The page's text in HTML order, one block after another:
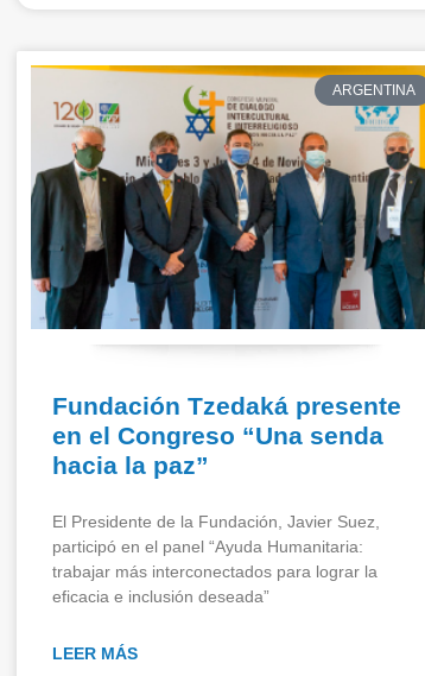
ARGENTINA
Fundación Tzedaká presente
en el Congreso “Una senda
hacia la paz”
El Presidente de la Fundación, Javier Suez,
participó en el panel “Ayuda Humanitaria:
trabajar más interconectados para lograr la
eficacia e inclusión deseada”
LEER MÁS